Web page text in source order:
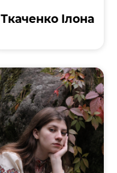
Ткаченко Ілона